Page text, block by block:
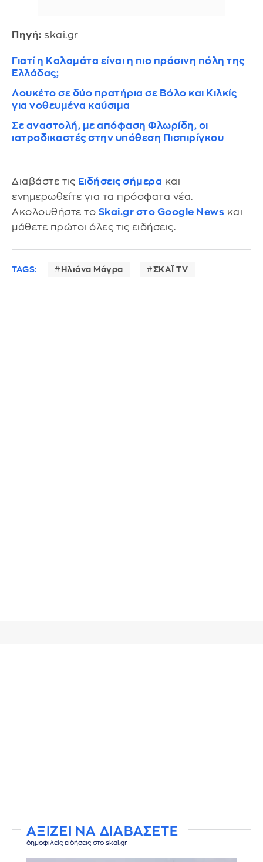
Πηγή: skai.gr
Γιατί η Καλαμάτα είναι η πιο πράσινη πόλη της
Ελλάδας;
Λουκέτο σε δύο πρατήρια σε Βόλο και Κιλκίς
για νοθευμένα καύσιμα
Σε αναστολή, με απόφαση Φλωρίδη, οι
ιατροδικαστές στην υπόθεση Πισπιρίγκου
Διαβάστε τις Ειδήσεις σήμερα και
ενημερωθείτε για τα πρόσφατα νέα.
Ακολουθήστε το Skai.gr στο Google News και
μάθετε πρώτοι όλες τις ειδήσεις.
TAGS: Ηλιάνα Μάγρα ΣΚΑΪ TV
ΑΞΙΖΕΙ ΝΑ ΔΙΑΒΑΣΕΤΕ
δημοφιλείς ειδήσεις στο skai.gr